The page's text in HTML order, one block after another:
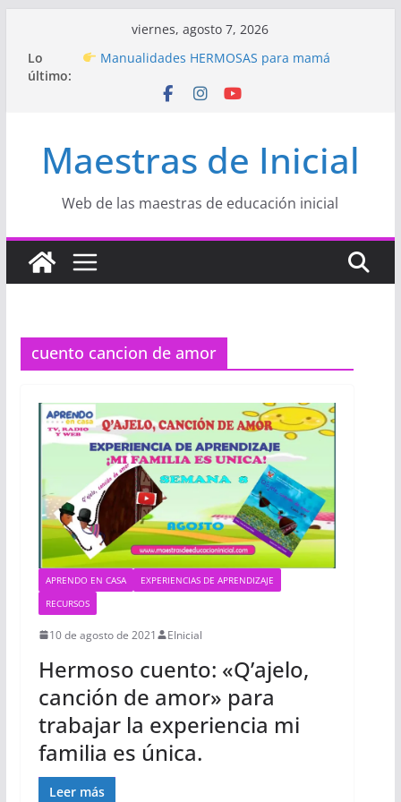
contenido
viernes, agosto 7, 2026
Lo
último:
Manualidades HERMOSAS para mamá
“Aprendemos Jugando: Talleres por la
de la Educación Inicial»
Proyecto de Aprendizaje
Un regalo para
Hermosos dibujos para MAMÁ: colorea con
Maestras de Inicial
Web de las maestras de educación inicial
cuento cancion de amor
APRENDO EN CASA
EXPERIENCIAS DE APRENDIZAJE
RECURSOS
10 de agosto de 2021 EInicial
Hermoso cuento: «Q’ajelo,
canción de amor» para
trabajar la experiencia mi
familia es única.
Leer más